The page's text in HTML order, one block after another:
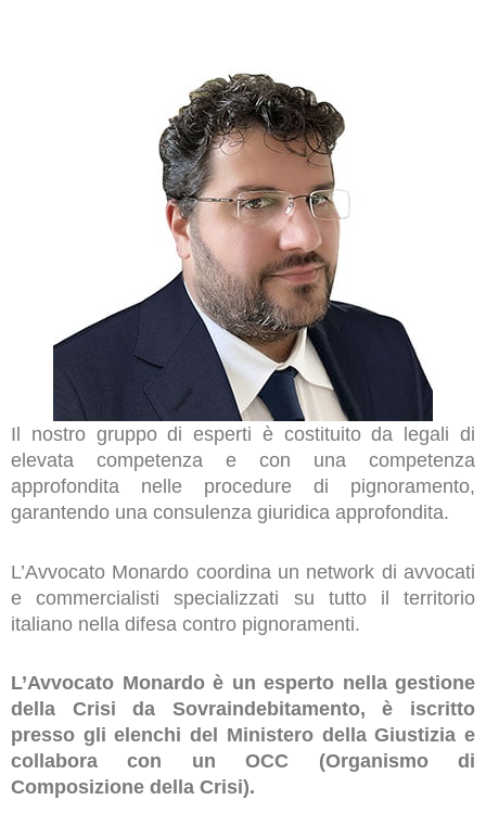
Il nostro gruppo di esperti è costituito da legali di
elevata competenza e con una competenza
approfondita nelle procedure di pignoramento,
garantendo una consulenza giuridica approfondita.
L’Avvocato Monardo coordina un network di avvocati
e commercialisti specializzati su tutto il territorio
italiano nella difesa contro pignoramenti.
L’Avvocato Monardo è un esperto nella gestione
della Crisi da Sovraindebitamento, è iscritto
presso gli elenchi del Ministero della Giustizia e
collabora con un OCC (Organismo di
Composizione della Crisi).